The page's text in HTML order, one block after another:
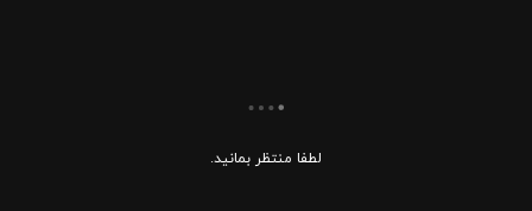
لطفا منتظر بمانید.